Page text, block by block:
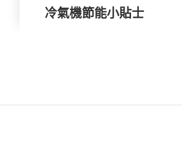
冷氣機節能小貼士